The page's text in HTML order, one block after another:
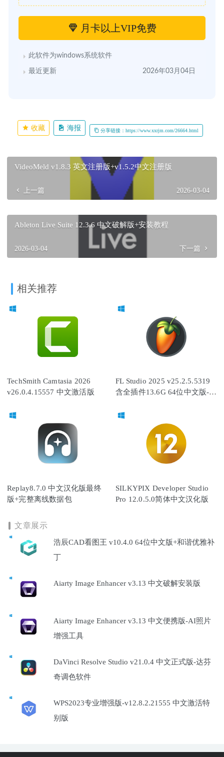
月卡以上VIP免费
此软件为windows系统软件
最近更新 2026年03月04日
收藏 海报 分享链接：https://www.xxrjm.com/26664.html
VideoMeld v1.8.3 英文注册版+v1.5.2中文注册版
上一篇 2026-03-04
Ableton Live Suite 12.3.6 中文破解版+安装教程
2026-03-04 下一篇
相关推荐
TechSmith Camtasia 2026
v26.0.4.15557 中文激活版
FL Studio 2025 v25.2.5.5319
含全插件13.6G 64位中文版-水
Replay8.7.0 中文汉化版最终
版+完整离线数据包
SILKYPIX Developer Studio
Pro 12.0.5.0简体中文汉化版
文章展示
浩辰CAD看图王 v10.4.0 64位中文版+和谐优雅补
丁
Aiarty Image Enhancer v3.13 中文破解安装版
Aiarty Image Enhancer v3.13 中文便携版-AI照片
增强工具
DaVinci Resolve Studio v21.0.4 中文正式版-达芬
奇调色软件
WPS2023专业增强版-v12.8.2.21555 中文激活特
别版